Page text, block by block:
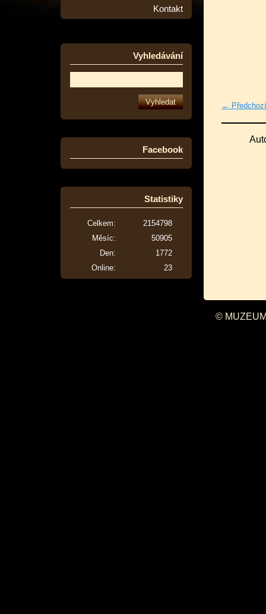
Kontakt
Vyhledávání
Facebook
Statistiky
Online: 23
Celkem:
2154798
Měsíc:
50905
Den:
1772
← Předchozí
©